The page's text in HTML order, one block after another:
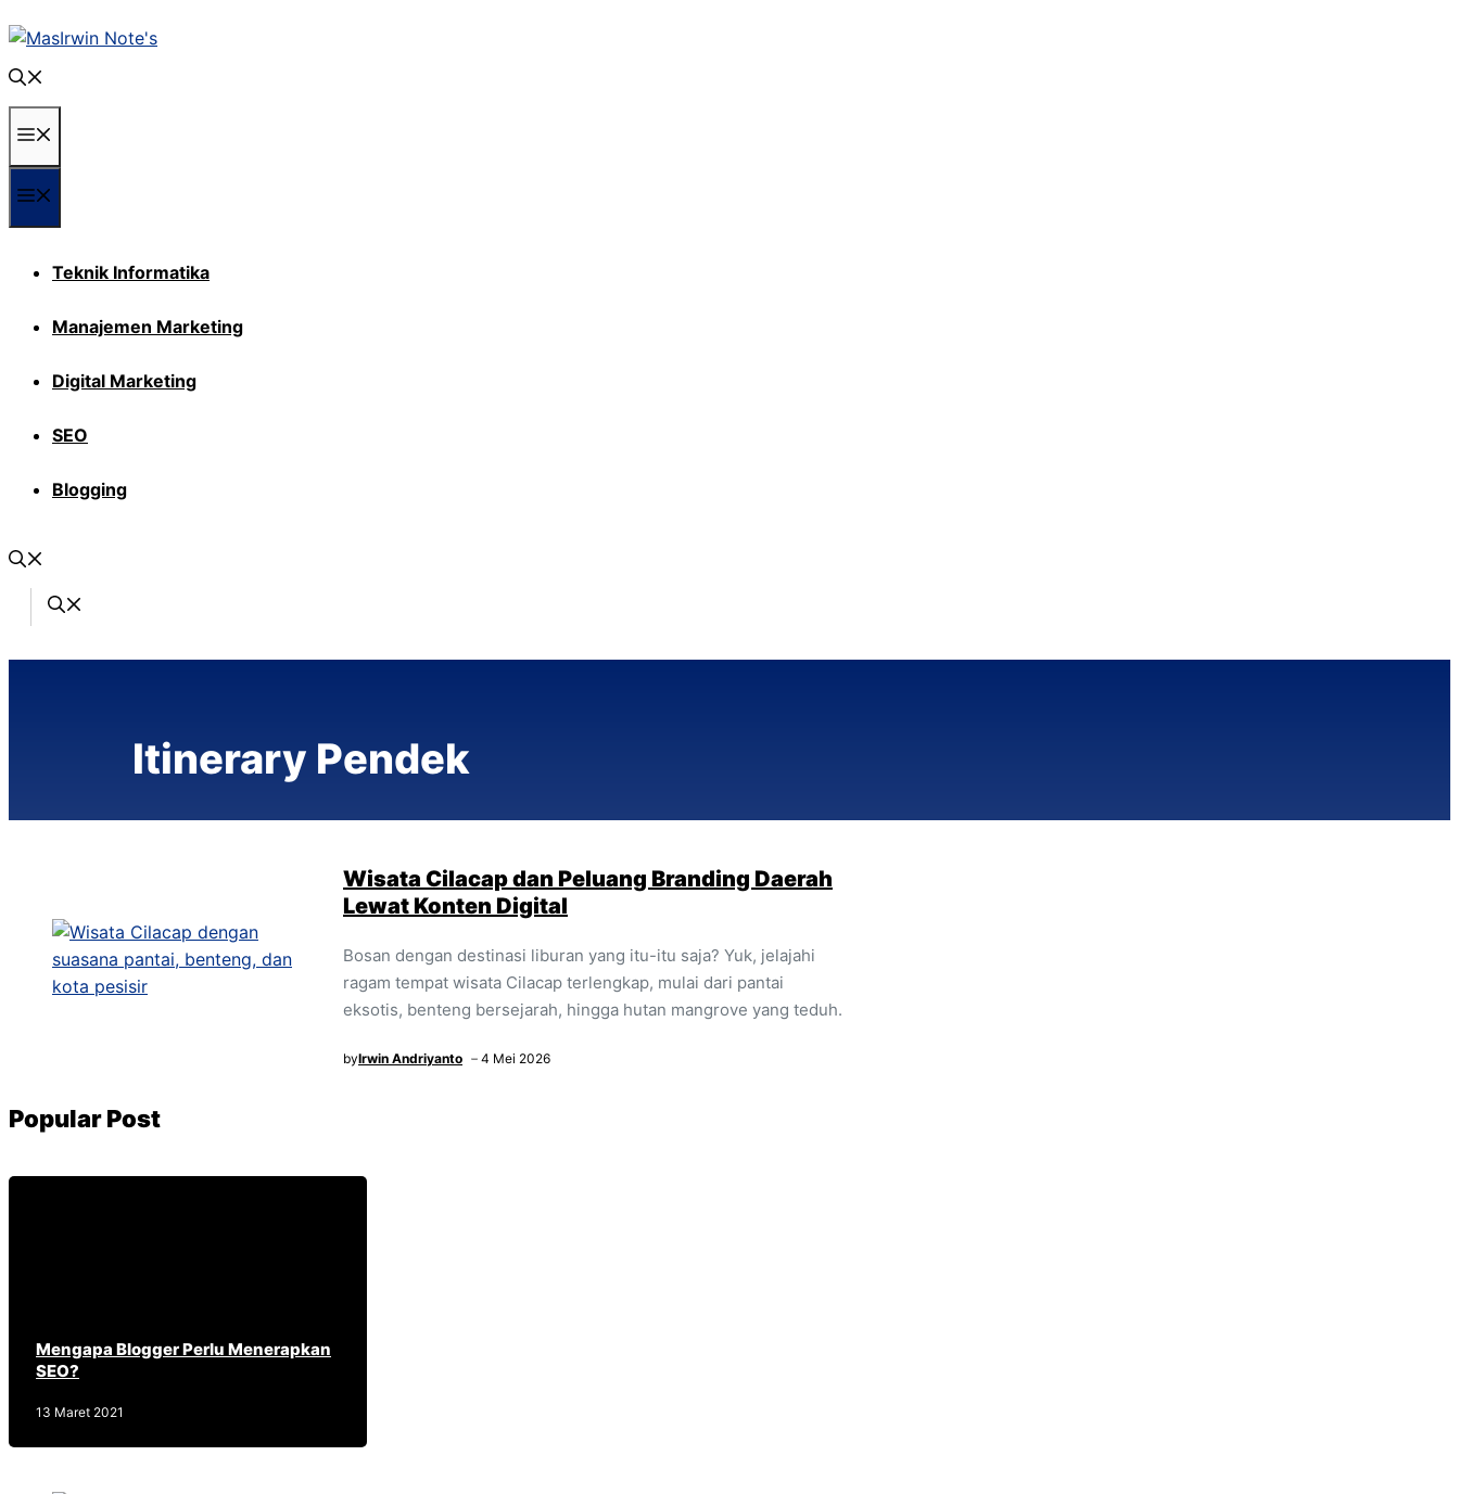
Langsung
ke
isi
Teknik Informatika
Manajemen Marketing
Digital Marketing
SEO
Blogging
Itinerary Pendek
Wisata Cilacap dan Peluang Branding Daerah
Lewat Konten Digital
Bosan dengan destinasi liburan yang itu-itu saja? Yuk, jelajahi
ragam tempat wisata Cilacap terlengkap, mulai dari pantai
eksotis, benteng bersejarah, hingga hutan mangrove yang teduh.
byIrwin Andriyanto 4 Mei 2026
Popular Post
Mengapa Blogger Perlu Menerapkan
SEO?
13 Maret 2021